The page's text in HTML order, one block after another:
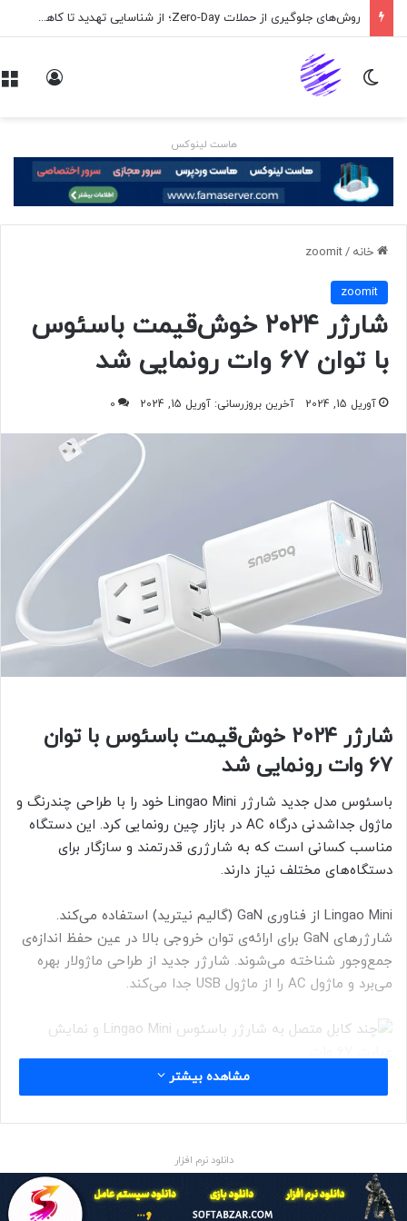
روش‌های جلوگیری از حملات Zero-Day؛ از شناسایی تهدید تا کاهش ریسک
تغییر پوسته
هاست لینوکس
خانه /
zoomit
zoomit
شارژر ۲۰۲۴ خوش‌قیمت باسئوس
با توان ۶۷ وات رونمایی شد
آوریل 15, 2024 آخرین بروزرسانی: آوریل 15, 2024 0
شارژر ۲۰۲۴ خوش‌قیمت باسئوس با توان
۶۷ وات رونمایی شد
باسئوس مدل جدید شارژر Lingao Mini خود را با طراحی چند‌رنگ و
ماژول جداشدنی درگاه AC در بازار چین رونمایی کرد. این دستگاه
مناسب کسانی است که به شارژری قدرتمند و سازگار برای
دستگاه‌های مختلف نیاز دارند.
Lingao Mini از فناوری GaN (گالیم نیترید) استفاده می‌کند.
شارژرهای GaN برای ارائه‌ی توان خروجی بالا در عین حفظ اندازه‌ی
جمع‌وجور شناخته می‌شوند. شارژر جدید از طراحی ماژولار بهره
می‌برد و ماژول AC را از ماژول USB جدا می‌کند.
دارد. ماژول USB شامل سه درگاه USB-C و یک درگاه USB-A
می‌شود که به کاربر امکان می‌دهد تا چهار دستگاه را هم‌زمان
شارژ کند.
مشاهده بیشتر
دانلود نرم افزار